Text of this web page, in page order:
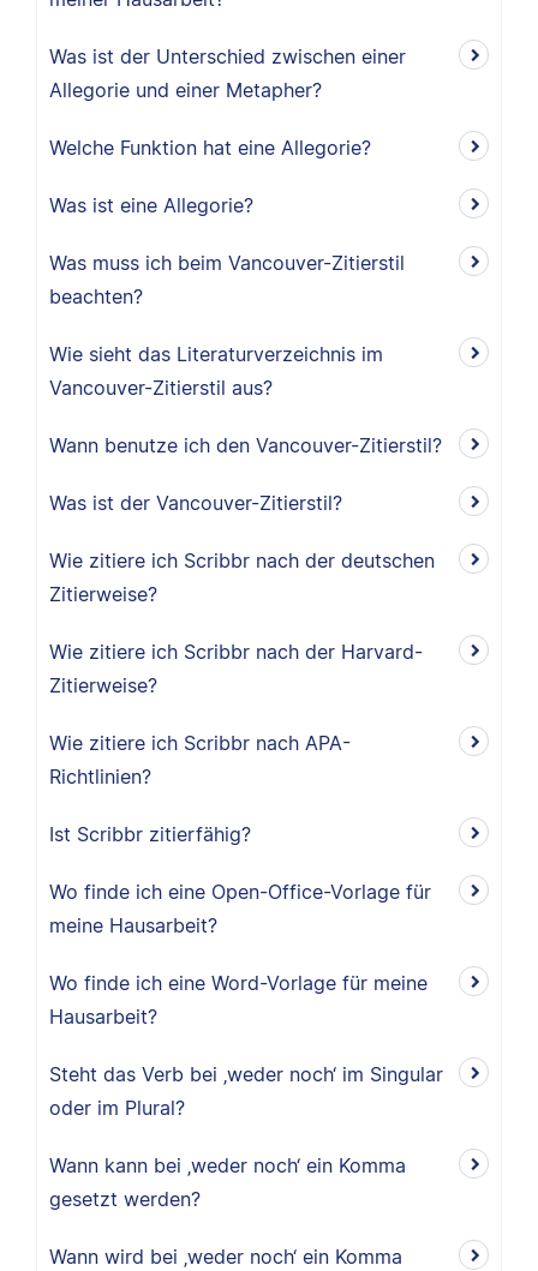
Was ist der Unterschied zwischen einer
Allegorie und einer Metapher?
Welche Funktion hat eine Allegorie?
Was ist eine Allegorie?
Was muss ich beim Vancouver-Zitierstil
beachten?
Wie sieht das Literaturverzeichnis im
Vancouver-Zitierstil aus?
Wann benutze ich den Vancouver-Zitierstil?
Was ist der Vancouver-Zitierstil?
Wie zitiere ich Scribbr nach der deutschen
Zitierweise?
Wie zitiere ich Scribbr nach der Harvard-
Zitierweise?
Wie zitiere ich Scribbr nach APA-
Richtlinien?
Ist Scribbr zitierfähig?
Wo finde ich eine Open-Office-Vorlage für
meine Hausarbeit?
Wo finde ich eine Word-Vorlage für meine
Hausarbeit?
Steht das Verb bei ‚weder noch‘ im Singular
oder im Plural?
Wann kann bei ‚weder noch‘ ein Komma
gesetzt werden?
Wann wird bei ‚weder noch‘ ein Komma